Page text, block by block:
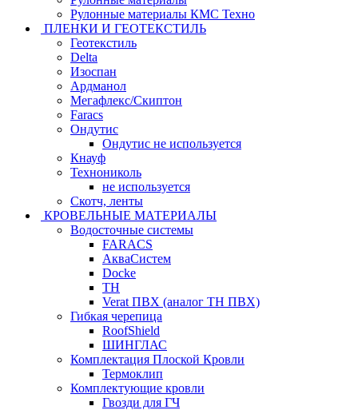
Рулонные материалы КМС Техно
ПЛЕНКИ И ГЕОТЕКСТИЛЬ
Геотекстиль
Delta
Изоспан
Ардманол
Мегафлекс/Скиптон
Faracs
Ондутис
Ондутис не используется
Кнауф
Технониколь
не используется
Скотч, ленты
КРОВЕЛЬНЫЕ МАТЕРИАЛЫ
Водосточные системы
FARACS
АкваСистем
Docke
ТН
Verat ПВХ (аналог ТН ПВХ)
Гибкая черепица
RoofShield
ШИНГЛАС
Комплектация Плоской Кровли
Термоклип
Комплектующие кровли
Гвозди для ГЧ